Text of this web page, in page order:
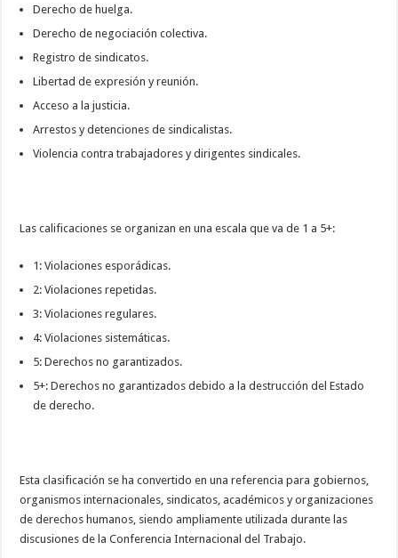
Derecho de huelga.
Derecho de negociación colectiva.
Registro de sindicatos.
Libertad de expresión y reunión.
Acceso a la justicia.
Arrestos y detenciones de sindicalistas.
Violencia contra trabajadores y dirigentes sindicales.
Las calificaciones se organizan en una escala que va de 1 a 5+:
1: Violaciones esporádicas.
2: Violaciones repetidas.
3: Violaciones regulares.
4: Violaciones sistemáticas.
5: Derechos no garantizados.
5+: Derechos no garantizados debido a la destrucción del Estado
de derecho.
Esta clasificación se ha convertido en una referencia para gobiernos,
organismos internacionales, sindicatos, académicos y organizaciones
de derechos humanos, siendo ampliamente utilizada durante las
discusiones de la Conferencia Internacional del Trabajo.